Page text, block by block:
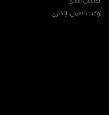
توقيت العمل الإداري